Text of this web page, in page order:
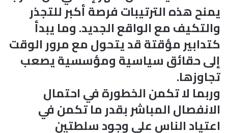
يمنح هذه الترتيبات فرصة أكبر للتجذر
والتكيف مع الواقع الجديد. وما يبدأ
كتدابير مؤقتة قد يتحول مع مرور الوقت
إلى حقائق سياسية ومؤسسية يصعب
تجاوزها.
وربما لا تكمن الخطورة في احتمال
الانفصال المباشر بقدر ما تكمن في
اعتياد الناس على وجود سلطتين